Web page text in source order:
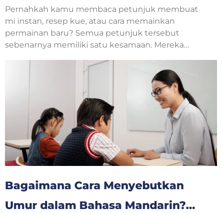
Untuk Pemula Bahasa Inggris
Pernahkah kamu membaca petunjuk membuat
mi instan, resep kue, atau cara memainkan
permainan baru? Semua petunjuk tersebut
sebenarnya memiliki satu kesamaan. Mereka
dilakukan secara berurutan. Dalam pelajaran
bahasa Inggris, jenis teks seperti ini disebut
Bagaimana Cara Menyebutkan
Umur dalam Bahasa Mandarin?